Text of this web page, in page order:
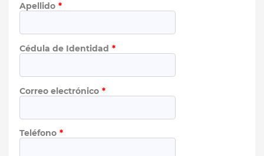
Apellido
Cédula de Identidad
Correo electrónico
Teléfono